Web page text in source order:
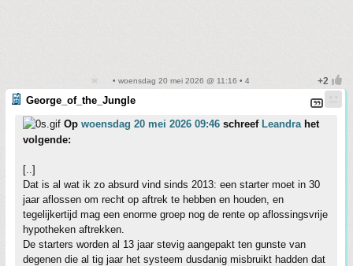
• woensdag 20 mei 2026 @ 11:16 • 4
George_of_the_Jungle
Op woensdag 20 mei 2026 09:46 schreef Leandra het
volgende:
[..]
Dat is al wat ik zo absurd vind sinds 2013: een starter moet in 30
jaar aflossen om recht op aftrek te hebben en houden, en
tegelijkertijd mag een enorme groep nog de rente op aflossingsvrije
hypotheken aftrekken.
De starters worden al 13 jaar stevig aangepakt ten gunste van
degenen die al tig jaar het systeem dusdanig misbruikt hadden dat